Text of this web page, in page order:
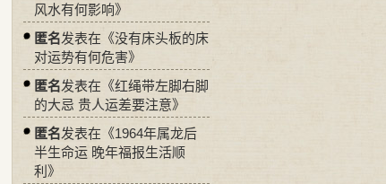
风水有何影响》
匿名发表在《没有床头板的床
对运势有何危害》
匿名发表在《红绳带左脚右脚
的大忌 贵人运差要注意》
匿名发表在《1964年属龙后
半生命运 晚年福报生活顺
利 》